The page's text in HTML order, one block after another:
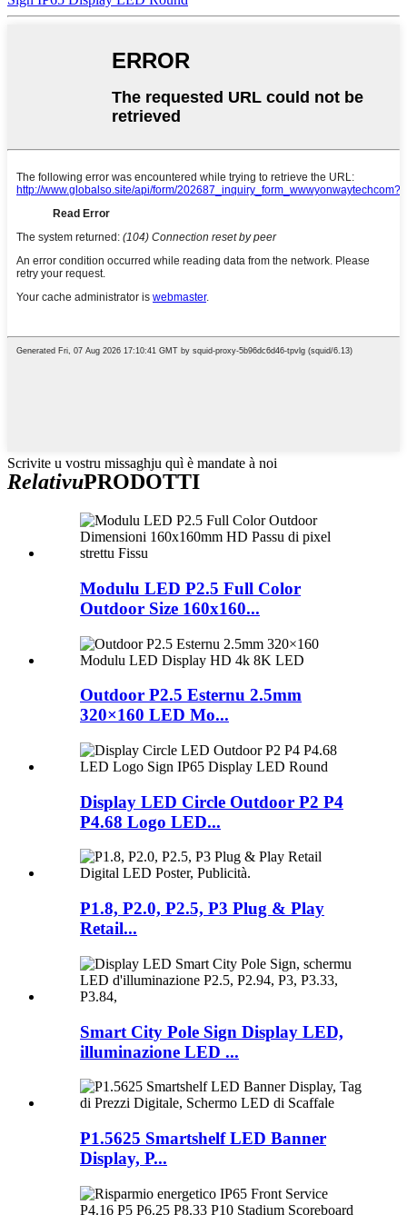
Scrivite u vostru missaghju quì è mandate à noi
RelativuPRODOTTI
Modulu LED P2.5 Full Color
Outdoor Size 160x160...
Outdoor P2.5 Esternu 2.5mm
320×160 LED Mo...
Display LED Circle Outdoor P2 P4
P4.68 Logo LED...
P1.8, P2.0, P2.5, P3 Plug & Play
Retail...
Smart City Pole Sign Display LED,
illuminazione LED ...
P1.5625 Smartshelf LED Banner
Display, P...